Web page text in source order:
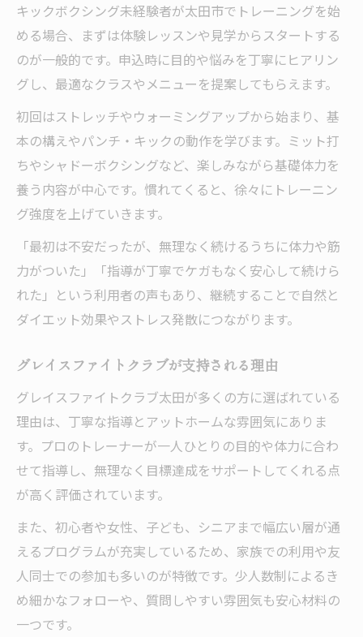
キックボクシング未経験者が太田市でトレーニングを始
める場合、まずは体験レッスンや見学からスタートする
のが一般的です。申込時に目的や悩みを丁寧にヒアリン
グし、最適なクラスやメニューを提案してもらえます。
初回はストレッチやウォーミングアップから始まり、基
本の構えやパンチ・キックの動作を学びます。ミット打
ちやシャドーボクシングなど、楽しみながら基礎体力を
養う内容が中心です。慣れてくると、徐々にトレーニン
グ強度を上げていきます。
「最初は不安だったが、無理なく続けるうちに体力や筋
力がついた」「指導が丁寧でケガもなく安心して続けら
れた」という利用者の声もあり、継続することで自然と
ダイエット効果やストレス発散につながります。
グレイスファイトクラブが支持される理由
グレイスファイトクラブ太田が多くの方に選ばれている
理由は、丁寧な指導とアットホームな雰囲気にありま
す。プロのトレーナーが一人ひとりの目的や体力に合わ
せて指導し、無理なく目標達成をサポートしてくれる点
が高く評価されています。
また、初心者や女性、子ども、シニアまで幅広い層が通
えるプログラムが充実しているため、家族での利用や友
人同士での参加も多いのが特徴です。少人数制によるき
め細かなフォローや、質問しやすい雰囲気も安心材料の
一つです。